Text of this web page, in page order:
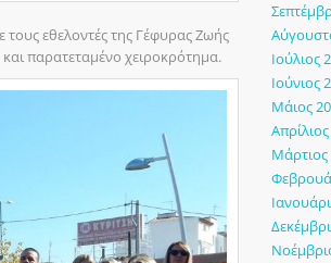
εθελοντές της Γέφυρας Ζωής
παρατεταμένο χειροκρότημα.
Ιούλιος
Ιούνιος
Μάιος
Μάρτιος